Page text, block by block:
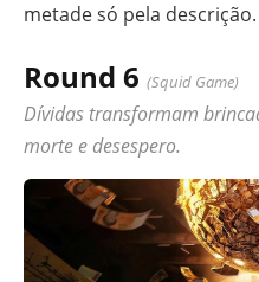
metade só pela descrição.
Round 6 (Squid Game)
Dívidas transformam
morte e desespero.